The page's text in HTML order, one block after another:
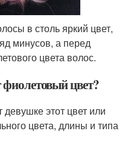
в столь яркий цвет,
минусов, а перед
цвета волос.
цвет?
девушке этот цвет или
цвета, длины и типа